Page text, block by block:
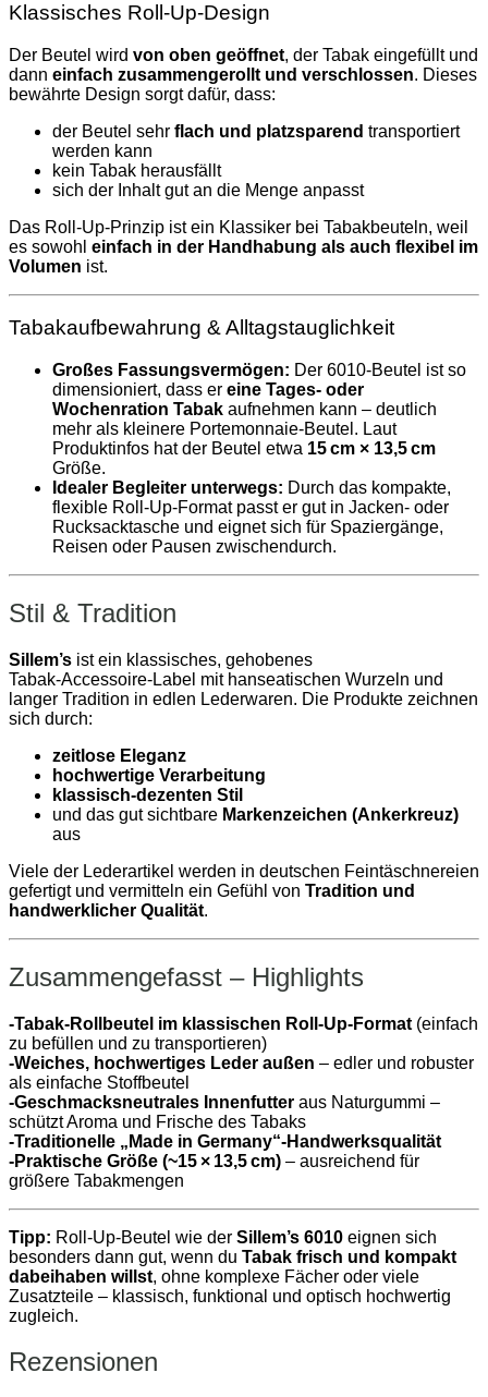
Klassisches Roll‑Up‑Design
Der Beutel wird von oben geöffnet, der Tabak eingefüllt und
dann einfach zusammengerollt und verschlossen. Dieses
bewährte Design sorgt dafür, dass:
der Beutel sehr flach und platzsparend transportiert
werden kann
kein Tabak herausfällt
sich der Inhalt gut an die Menge anpasst
Das Roll‑Up‑Prinzip ist ein Klassiker bei Tabakbeuteln, weil
es sowohl einfach in der Handhabung als auch flexibel im
Volumen ist.
Tabakaufbewahrung & Alltagstauglichkeit
Großes Fassungsvermögen: Der 6010‑Beutel ist so
dimensioniert, dass er eine Tages‑ oder
Wochenration Tabak aufnehmen kann – deutlich
mehr als kleinere Portemonnaie‑Beutel. Laut
Produktinfos hat der Beutel etwa 15 cm × 13,5 cm
Größe.
Idealer Begleiter unterwegs: Durch das kompakte,
flexible Roll‑Up‑Format passt er gut in Jacken‑ oder
Rucksacktasche und eignet sich für Spaziergänge,
Reisen oder Pausen zwischendurch.
Stil & Tradition
Sillem’s ist ein klassisches, gehobenes
Tabak‑Accessoire‑Label mit hanseatischen Wurzeln und
langer Tradition in edlen Lederwaren. Die Produkte zeichnen
sich durch:
zeitlose Eleganz
hochwertige Verarbeitung
klassisch‑dezenten Stil
und das gut sichtbare Markenzeichen (Ankerkreuz)
aus
Viele der Lederartikel werden in deutschen Feintäschnereien
gefertigt und vermitteln ein Gefühl von Tradition und
handwerklicher Qualität.
Zusammengefasst – Highlights
-Tabak‑Rollbeutel im klassischen Roll‑Up‑Format (einfach
zu befüllen und zu transportieren)
-Weiches, hochwertiges Leder außen – edler und robuster
als einfache Stoffbeutel
-Geschmacksneutrales Innenfutter aus Naturgummi –
schützt Aroma und Frische des Tabaks
-Traditionelle „Made in Germany“‑Handwerksqualität
-Praktische Größe (~15 × 13,5 cm) – ausreichend für
größere Tabakmengen
Tipp: Roll‑Up‑Beutel wie der Sillem’s 6010 eignen sich
besonders dann gut, wenn du Tabak frisch und kompakt
dabeihaben willst, ohne komplexe Fächer oder viele
Zusatzteile – klassisch, funktional und optisch hochwertig
zugleich.
Rezensionen